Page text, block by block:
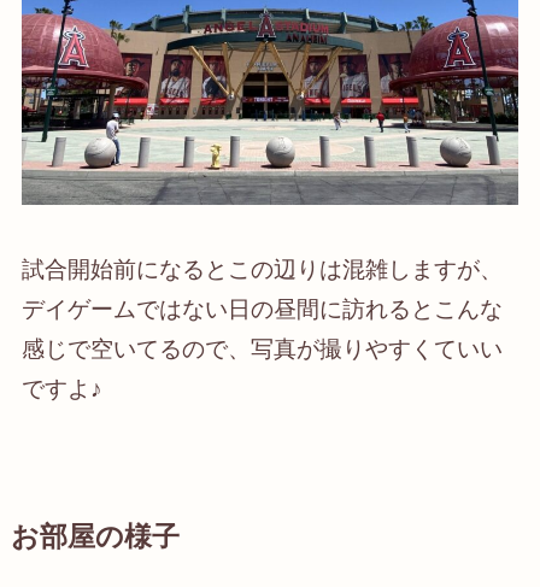
試合開始前になるとこの辺りは混雑しますが、
デイゲームではない日の昼間に訪れるとこんな
感じで空いてるので、写真が撮りやすくていい
ですよ♪
お部屋の様子